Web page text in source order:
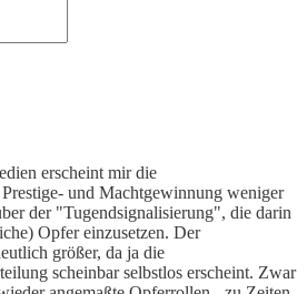
erscheint mir die
und Machtgewinnung weniger
der "Tugendsignalisierung", die darin
Opfer einzusetzen. Der
größer, da ja die
scheinbar selbstlos erscheint. Zwar